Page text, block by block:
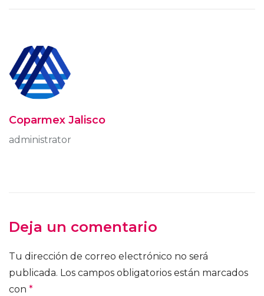
Coparmex Jalisco
administrator
Deja un comentario
Tu dirección de correo electrónico no será
publicada. Los campos obligatorios están marcados
con *